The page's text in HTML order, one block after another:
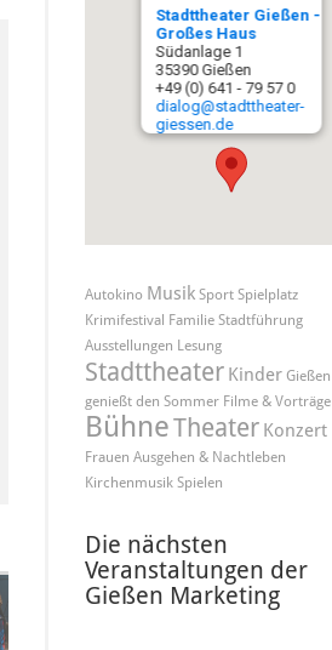
Stadttheater Gießen -
Großes Haus
Südanlage 1
35390 Gießen
+49 (0) 641 - 79 57 0
dialog@stadttheater-
giessen.de
Autokino Musik Sport Spielplatz
Krimifestival Familie Stadtführung
Ausstellungen Lesung
Stadttheater Kinder Gießen
genießt den Sommer Filme & Vorträge
BühneTheater Konzert
Frauen Ausgehen & Nachtleben
Kirchenmusik Spielen
Die nächsten
Veranstaltungen der
Gießen Marketing